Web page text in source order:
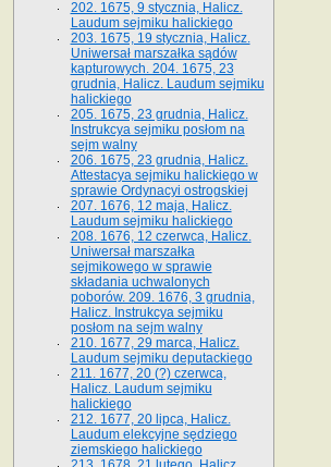
202. 1675, 9 stycznia, Halicz.
Laudum sejmiku halickiego
203. 1675, 19 stycznia, Halicz.
Uniwersał marszałka sądów
kapturowych. 204. 1675, 23
grudnia, Halicz. Laudum sejmiku
halickiego
205. 1675, 23 grudnia, Halicz.
Instrukcya sejmiku posłom na
sejm walny
206. 1675, 23 grudnia, Halicz.
Attestacya sejmiku halickiego w
sprawie Ordynacyi ostrogskiej
207. 1676, 12 maja, Halicz.
Laudum sejmiku halickiego
208. 1676, 12 czerwca, Halicz.
Uniwersał marszałka
sejmikowego w sprawie
składania uchwalonych
poborów. 209. 1676, 3 grudnia,
Halicz. Instrukcya sejmiku
posłom na sejm walny
210. 1677, 29 marca, Halicz.
Laudum sejmiku deputackiego
211. 1677, 20 (?) czerwca,
Halicz. Laudum sejmiku
halickiego
212. 1677, 20 lipca, Halicz.
Laudum elekcyjne sędziego
ziemskiego halickiego